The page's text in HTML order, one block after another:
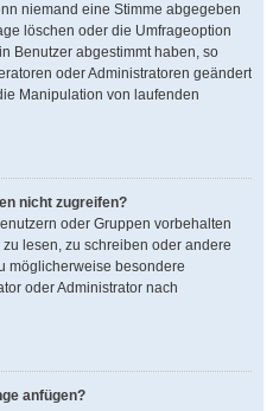
niemand eine Stimme abgegeben
löschen oder die Umfrageoption
Benutzer abgestimmt haben, so
oder Administratoren geändert
Manipulation von laufenden
nicht zugreifen?
oder Gruppen vorbehalten
lesen, zu schreiben oder andere
möglicherweise besondere
oder Administrator nach
anfügen?